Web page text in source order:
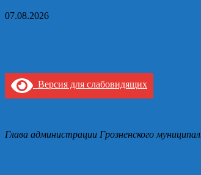
07.08.2026
Версия для слабовидящих
Глава администрации Грозненского